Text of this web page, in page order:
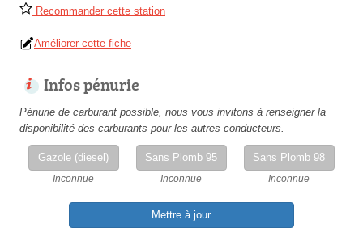
Recommander cette station
Améliorer cette fiche
Infos pénurie
Pénurie de carburant possible, nous vous invitons à renseigner la
disponibilité des carburants pour les autres conducteurs.
Gazole (diesel)
Inconnue
Sans Plomb 95
Inconnue
Sans Plomb 98
Inconnue
Mettre à jour